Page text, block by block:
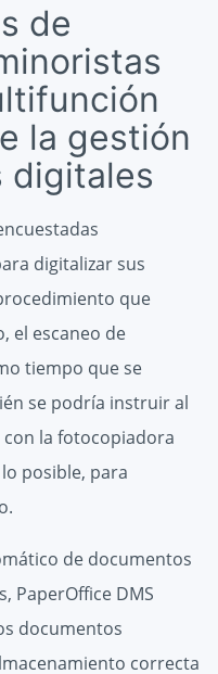
de
la gestión
digitales
digitalizar sus
que
el escaneo de
tiempo que se
se podría instruir al
la fotocopiadora
posible, para
de documentos
PaperOffice DMS
documentos
correcta